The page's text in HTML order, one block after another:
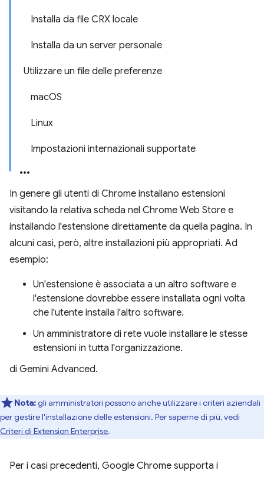
Installa da file CRX locale
Installa da un server personale
Utilizzare un file delle preferenze
macOS
Linux
Impostazioni internazionali supportate
In genere gli utenti di Chrome installano estensioni
visitando la relativa scheda nel Chrome Web Store e
installando l'estensione direttamente da quella pagina. In
alcuni casi, però, altre installazioni più appropriati. Ad
esempio:
Un'estensione è associata a un altro software e
l'estensione dovrebbe essere installata ogni volta
che l'utente installa l'altro software.
Un amministratore di rete vuole installare le stesse
estensioni in tutta l'organizzazione.
di Gemini Advanced.
Nota:gli amministratori possono anche utilizzare i criteri aziendali
per gestire l'installazione delle estensioni. Per saperne di più, vedi
Criteri di Extension Enterprise.
Per i casi precedenti, Google Chrome supporta i